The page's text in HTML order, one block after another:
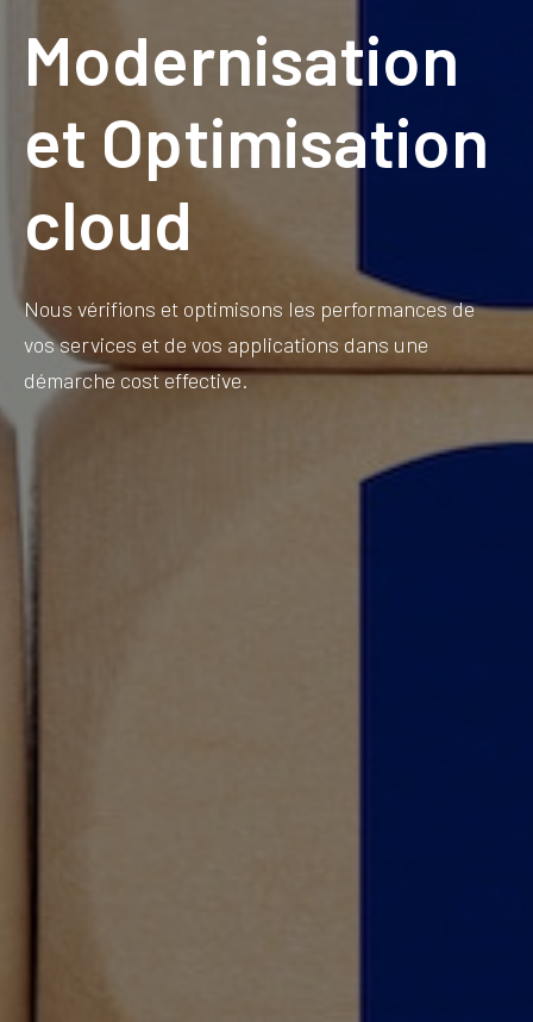
Modernisation
et Optimisation
cloud
Nous vérifions et optimisons les performances de
vos services et de vos applications dans une
démarche cost effective.